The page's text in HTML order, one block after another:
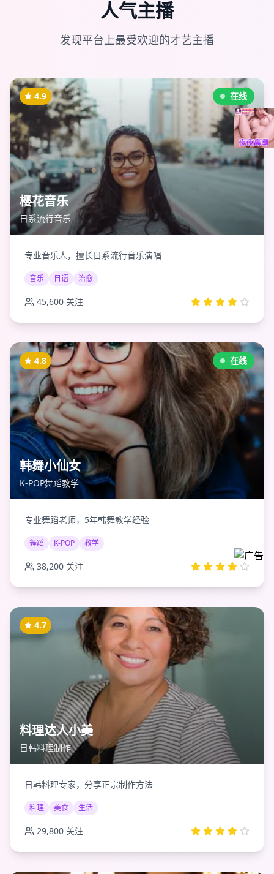
人气主播
发现平台上最受欢迎的才艺主播
在线
4.9
樱花音乐
日系流行音乐
专业音乐人，擅长日系流行音乐演唱
音乐 日语 治愈
45,600 关注
在线
4.8
韩舞小仙女
K-POP舞蹈教学
专业舞蹈老师，5年韩舞教学经验
舞蹈 K-POP 教学
38,200 关注
4.7
料理达人小美
日韩料理制作
日韩料理专家，分享正宗制作方法
料理 美食 生活
29,800 关注